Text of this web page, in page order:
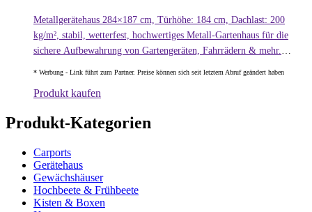
Metallgerätehaus 284×187 cm, Türhöhe: 184 cm, Dachlast: 200
kg/m², stabil, wetterfest, hochwertiges Metall-Gartenhaus für die
sichere Aufbewahrung von Gartengeräten, Fahrrädern & mehr.
Produkt kaufen
Produkt-Kategorien
Carports
Gerätehaus
Gewächshäuser
Hochbeete & Frühbeete
Kisten & Boxen